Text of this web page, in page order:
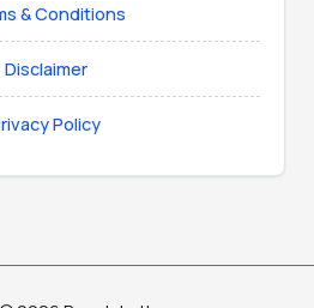
& Conditions
Disclaimer
Policy